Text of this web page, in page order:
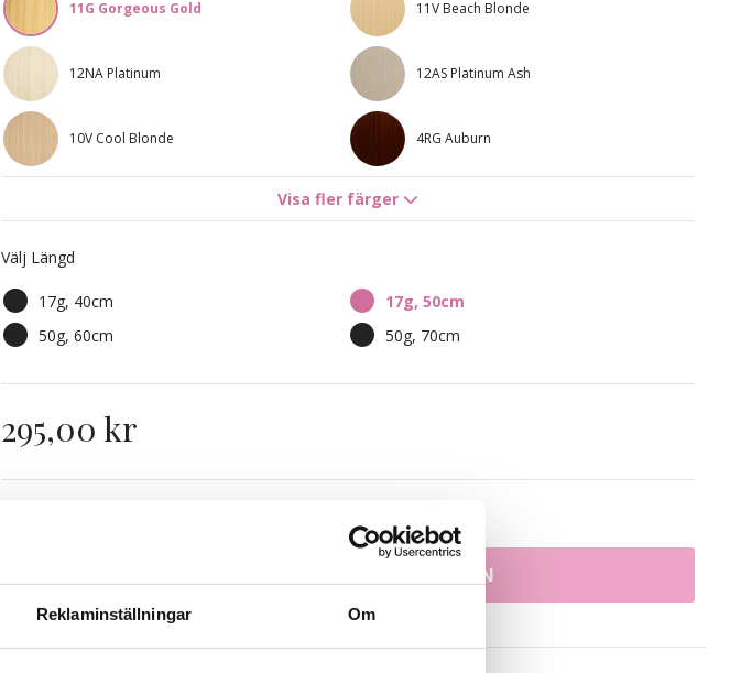
Reklaminställningar Om
11G Gorgeous Gold 11V Beach Blonde
12NA Platinum 12AS Platinum Ash
10V Cool Blonde 4RG Auburn
8R Bright Red
7BK Light Copper Brown
7BN/10B Sandy Brown Mix 8A/10NV Ash Mix
Visa fler färger
Välj Längd
17g, 40cm
17g, 50cm
50g, 60cm
50g, 70cm
295,00 kr
LÄGG I VARUKORGEN